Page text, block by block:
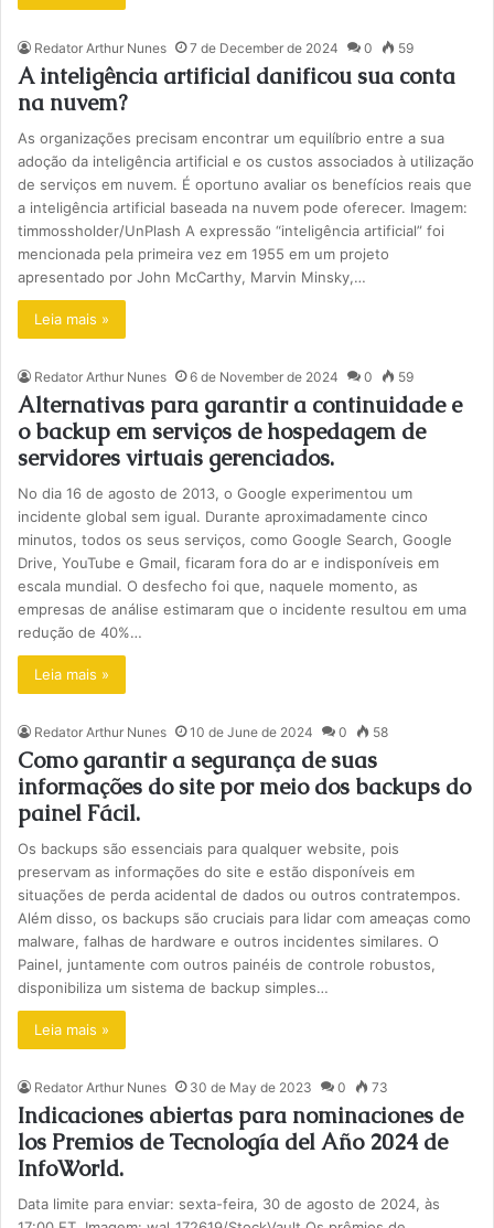
Redator Arthur Nunes 7 de December de 2024 0 59
A inteligência artificial danificou sua conta
na nuvem?
As organizações precisam encontrar um equilíbrio entre a sua
adoção da inteligência artificial e os custos associados à utilização
de serviços em nuvem. É oportuno avaliar os benefícios reais que
a inteligência artificial baseada na nuvem pode oferecer. Imagem:
timmossholder/UnPlash A expressão “inteligência artificial” foi
mencionada pela primeira vez em 1955 em um projeto
apresentado por John McCarthy, Marvin Minsky,…
Leia mais »
Redator Arthur Nunes 6 de November de 2024 0 59
Alternativas para garantir a continuidade e
o backup em serviços de hospedagem de
servidores virtuais gerenciados.
No dia 16 de agosto de 2013, o Google experimentou um
incidente global sem igual. Durante aproximadamente cinco
minutos, todos os seus serviços, como Google Search, Google
Drive, YouTube e Gmail, ficaram fora do ar e indisponíveis em
escala mundial. O desfecho foi que, naquele momento, as
empresas de análise estimaram que o incidente resultou em uma
redução de 40%…
Leia mais »
Redator Arthur Nunes 10 de June de 2024 0 58
Como garantir a segurança de suas
informações do site por meio dos backups do
painel Fácil.
Os backups são essenciais para qualquer website, pois
preservam as informações do site e estão disponíveis em
situações de perda acidental de dados ou outros contratempos.
Além disso, os backups são cruciais para lidar com ameaças como
malware, falhas de hardware e outros incidentes similares. O
Painel, juntamente com outros painéis de controle robustos,
disponibiliza um sistema de backup simples…
Leia mais »
Redator Arthur Nunes 30 de May de 2023 0 73
Indicaciones abiertas para nominaciones de
los Premios de Tecnología del Año 2024 de
InfoWorld.
Data limite para enviar: sexta-feira, 30 de agosto de 2024, às